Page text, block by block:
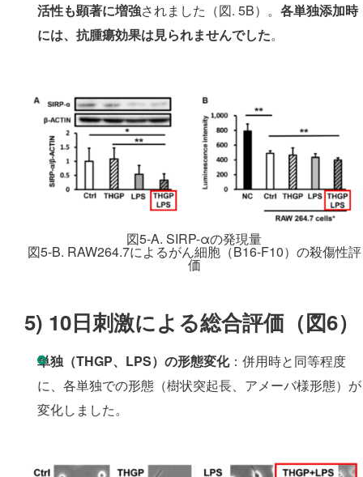
活性も顕著に増強されました（図. 5B）。 各単独添加時
には、抗腫瘍効果は見られませんでした。
図5-A. SIRP-αの発現量
図5-B. RAW264.7によるがん細胞（B16-F10）の殺傷性評
価
5) 10日刺激による総合評価（図6）
単独（THGP、LPS）の形態変化：併用時と同等程度
に、各単独での形態（樹状突起長、アメーバ様形態）が
変化しました。